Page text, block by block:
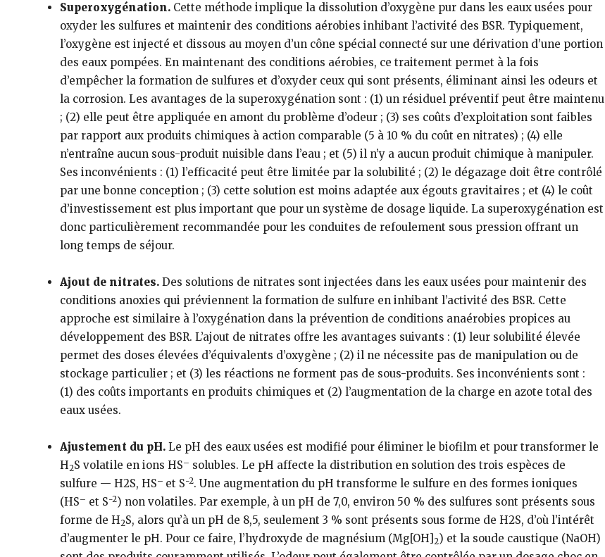
Superoxygénation. Cette méthode implique la dissolution d’oxygène pur dans les eaux usées pour
oxyder les sulfures et maintenir des conditions aérobies inhibant l’activité des BSR. Typiquement,
l’oxygène est injecté et dissous au moyen d’un cône spécial connecté sur une dérivation d’une portion
des eaux pompées. En maintenant des conditions aérobies, ce traitement permet à la fois
d’empêcher la formation de sulfures et d’oxyder ceux qui sont présents, éliminant ainsi les odeurs et
la corrosion. Les avantages de la superoxygénation sont : (1) un résiduel préventif peut être maintenu
; (2) elle peut être appliquée en amont du problème d’odeur ; (3) ses coûts d’exploitation sont faibles
par rapport aux produits chimiques à action comparable (5 à 10 % du coût en nitrates) ; (4) elle
n’entraîne aucun sous-produit nuisible dans l’eau ; et (5) il n’y a aucun produit chimique à manipuler.
Ses inconvénients : (1) l’efficacité peut être limitée par la solubilité ; (2) le dégazage doit être contrôlé
par une bonne conception ; (3) cette solution est moins adaptée aux égouts gravitaires ; et (4) le coût
d’investissement est plus important que pour un système de dosage liquide. La superoxygénation est
donc particulièrement recommandée pour les conduites de refoulement sous pression offrant un
long temps de séjour.
Ajout de nitrates. Des solutions de nitrates sont injectées dans les eaux usées pour maintenir des
conditions anoxies qui préviennent la formation de sulfure en inhibant l’activité des BSR. Cette
approche est similaire à l’oxygénation dans la prévention de conditions anaérobies propices au
développement des BSR. L’ajout de nitrates offre les avantages suivants : (1) leur solubilité élevée
permet des doses élevées d’équivalents d’oxygène ; (2) il ne nécessite pas de manipulation ou de
stockage particulier ; et (3) les réactions ne forment pas de sous-produits. Ses inconvénients sont :
(1) des coûts importants en produits chimiques et (2) l’augmentation de la charge en azote total des
eaux usées.
Ajustement du pH. Le pH des eaux usées est modifié pour éliminer le biofilm et pour transformer le
H2S volatile en ions HS– solubles. Le pH affecte la distribution en solution des trois espèces de
sulfure — H2S, HS– et S-2. Une augmentation du pH transforme le sulfure en des formes ioniques
(HS– et S-2) non volatiles. Par exemple, à un pH de 7,0, environ 50 % des sulfures sont présents sous
forme de H2S, alors qu’à un pH de 8,5, seulement 3 % sont présents sous forme de H2S, d’où l’intérêt
d’augmenter le pH. Pour ce faire, l’hydroxyde de magnésium (Mg[OH] 2) et la soude caustique (NaOH)